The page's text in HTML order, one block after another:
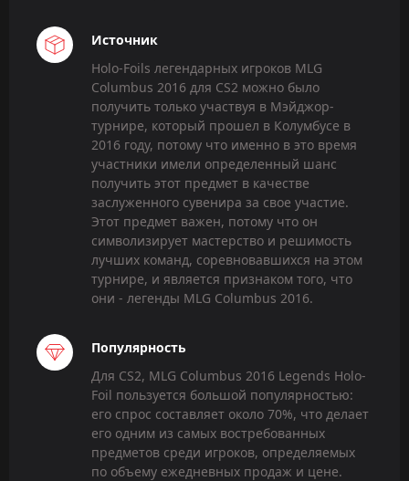
Источник
Holo-Foils легендарных игроков MLG
Columbus 2016 для CS2 можно было
получить только участвуя в Мэйджор-
турнире, который прошел в Колумбусе в
2016 году, потому что именно в это время
участники имели определенный шанс
получить этот предмет в качестве
заслуженного сувенира за свое участие.
Этот предмет важен, потому что он
символизирует мастерство и решимость
лучших команд, соревновавшихся на этом
турнире, и является признаком того, что
они - легенды MLG Columbus 2016.
Популярность
Для CS2, MLG Columbus 2016 Legends Holo-
Foil пользуется большой популярностью:
его спрос составляет около 70%, что делает
его одним из самых востребованных
предметов среди игроков, определяемых
по объему ежедневных продаж и цене.